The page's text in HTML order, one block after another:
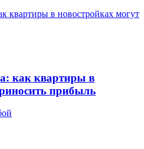
как квартиры в
прибыль